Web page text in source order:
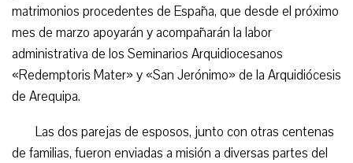
matrimonios procedentes de España, que desde el próximo
mes de marzo apoyarán y acompañarán la labor
administrativa de los Seminarios Arquidiocesanos
«Redemptoris Mater» y «San Jerónimo» de la Arquidiócesis
de Arequipa.
Las dos parejas de esposos, junto con otras centenas
de familias, fueron enviadas a misión a diversas partes del